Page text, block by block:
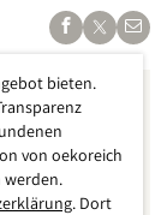
bieten.
von oekoreich
. Dort